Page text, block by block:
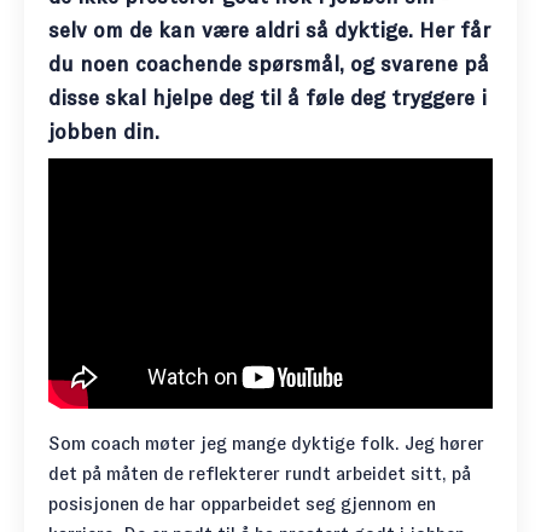
selv om de kan være aldri så dyktige. Her får
du noen coachende spørsmål, og svarene på
disse skal hjelpe deg til å føle deg tryggere i
jobben din.
Som coach møter jeg mange dyktige folk. Jeg hører
det på måten de reflekterer rundt arbeidet sitt, på
posisjonen de har opparbeidet seg gjennom en